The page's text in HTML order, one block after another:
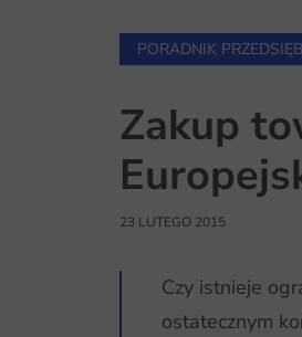
PORADNIK
Zakup
23 LUTEGO 2015
Czy istnieje
ostatecznym